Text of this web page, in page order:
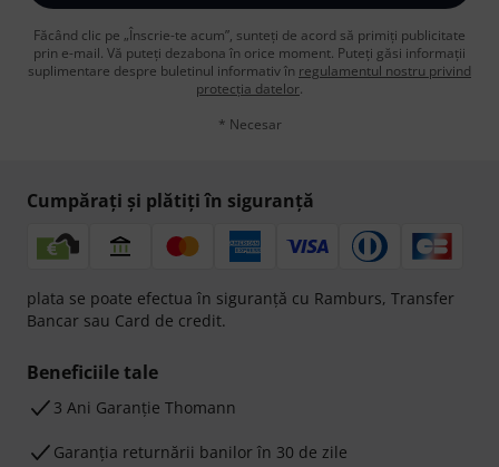
Făcând clic pe „Înscrie-te acum”, sunteți de acord să primiți publicitate
prin e-mail. Vă puteți dezabona în orice moment. Puteți găsi informații
suplimentare despre buletinul informativ în regulamentul nostru privind
protecția datelor.
* Necesar
Cumpărați și plătiți în siguranță
plata se poate efectua în siguranță cu Ramburs, Transfer
Bancar sau Card de credit.
Beneficiile tale
3 Ani Garanție Thomann
Garanţia returnării banilor în 30 de zile